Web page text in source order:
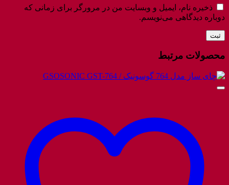
ذخیره نام، ایمیل و وبسایت من در مرورگر برای زمانی که
دوباره دیدگاهی می‌نویسم.
محصولات مرتبط